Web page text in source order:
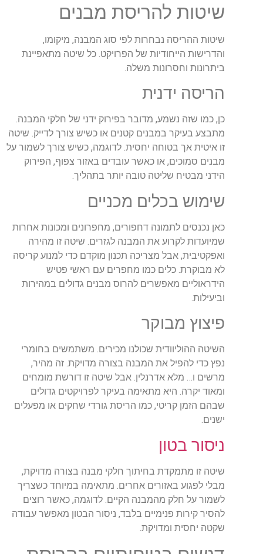
שיטות להריסת מבנים
שיטות ההריסה נבחרות לפי סוג המבנה, מיקומו,
והדרישות הייחודיות של הפרויקט. כל שיטה מתאפיינת
ביתרונות וחסרונות משלה.
הריסה ידנית
כן, כמו שזה נשמע, מדובר בפירוק ידני של חלקי המבנה.
מתבצע בעיקר במבנים קטנים או כשיש צורך לדייק. שיטה
זו איטית אך בטוחה יחסית. לדוגמה, כשיש צורך לשמור על
מבנים סמוכים, או כאשר עובדים באזור צפוף, הפירוק
הידני מבטיח שליטה טובה יותר בתהליך.
שימוש בכלים מכניים
כאן נכנסים לתמונה דחפורים, מחפרונים ומכונות אחרות
שמיועדות לקרוע את המבנה לגזרים. שיטה זו מהירה
ואפקטיבית, אבל מצריכה תכנון מוקדם כדי למנוע קריסה
לא מבוקרת. כלים כמו מחפרים עם ראשי פטיש
הידראוליים מאפשרים להרוס מבנים גדולים במהירות
וביעילות.
פיצוץ מבוקר
השיטה ההוליוודית שכולנו מכירים. משתמשים בחומרי
נפץ כדי להפיל את המבנה בצורה מדויקת. זה מהיר,
מרשים ו… מלא אדרנלין. אבל שיטה זו דורשת מומחים
ומאוד יקרה. היא מתאימה בעיקר לפרויקטים גדולים
שבהם הזמן קריטי, כמו הריסת גורדי שחקים או מפעלים
ישנים.
ניסור בטון
שיטה זו מתמקדת בחיתוך חלקי מבנה בצורה מדויקת,
מבלי לפגוע באזורים אחרים. מתאימה במיוחד כשצריך
לשמור על חלק מהמבנה הקיים. לדוגמה, כאשר רוצים
להסיר קירות פנימיים בלבד, ניסור הבטון מאפשר עבודה
שקטה יחסית ומדויקת.